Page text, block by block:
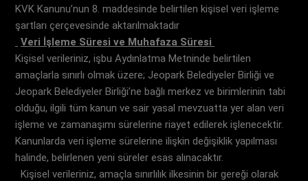
KVK Kanunu’nun 8. maddesinde belirtilen kişisel veri işleme
şartları çerçevesinde aktarılmaktadır
Veri İşleme Süresi ve Muhafaza Süresi
Kişisel verileriniz, işbu Aydınlatma Metninde belirtilen
amaçlarla sınırlı olmak üzere; Jeopark Belediyeler Birliği ve
Jeopark Belediyeler Birliği’ne bağlı merkez ve birimlerinin tabi
olduğu, ilgili tüm kanun ve sair yasal mevzuatta yer alan veri
işleme ve zamanaşımı sürelerine riayet edilerek işlenecektir.
Kanunlarda veri işleme sürelerine ilişkin değişiklik yapılması
halinde, belirlenen yeni süreler esas alınacaktır.
Kişisel verileriniz, amaçla sınırlılık ilkesinin bir gereği olarak